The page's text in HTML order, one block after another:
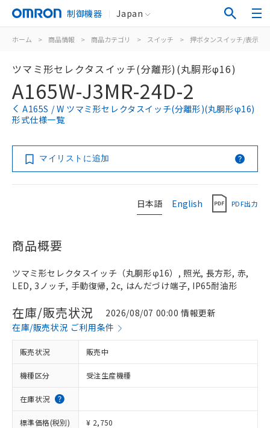
制御機器 Japan
ホーム > 商品情報 > 商品カテゴリ > スイッチ > 押ボタンスイッチ/表示灯
ツマミ形セレクタスイッチ(分離形)(丸胴形φ16)
A165W-J3MR-24D-2
A165S / W ツマミ形セレクタスイッチ(分離形)(丸胴形φ16)
形式仕様一覧
マイリストに追加
日本語 English PDF出力
商品概要
ツマミ形セレクタスイッチ（丸胴形φ16）, 照光, 長方形, 赤,
LED, 3ノッチ, 手動復帰, 2c, はんだづけ端子, IP65耐油形
在庫/販売状況
2026/08/07 00:00 情報更新
在庫/販売状況 ご利用条件
販売状況 販売中
機種区分 受注生産機種
在庫状況
標準価格(税別) ¥ 2,750